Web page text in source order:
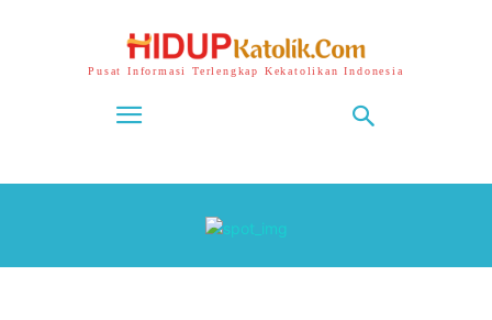
Pusat Informasi Terlengkap Kekatolikan Indonesia